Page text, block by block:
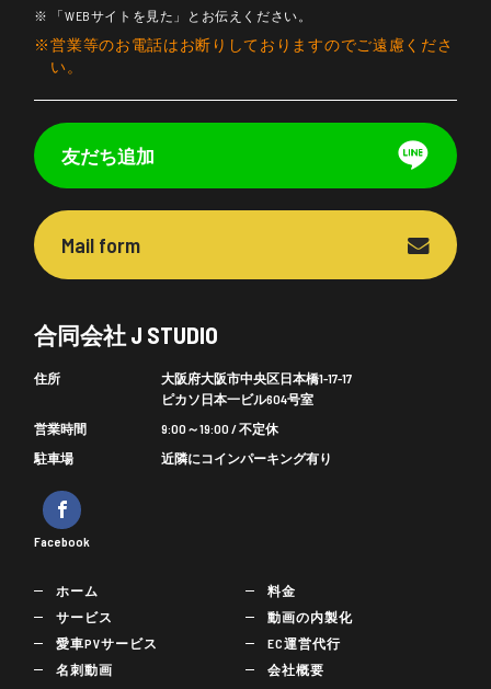
「WEBサイトを見た」とお伝えください。
営業等のお電話はお断りしておりますのでご遠慮くださ
い。
友だち追加
Mail form
合同会社 J STUDIO
住所
大阪府大阪市中央区日本橋1-17-17
ピカソ日本一ビル604号室
営業時間
9:00～19:00 / 不定休
駐車場
近隣にコインパーキング有り
Facebook
ホーム
サービス
愛車PVサービス
名刺動画
料金
動画の内製化
EC運営代行
会社概要